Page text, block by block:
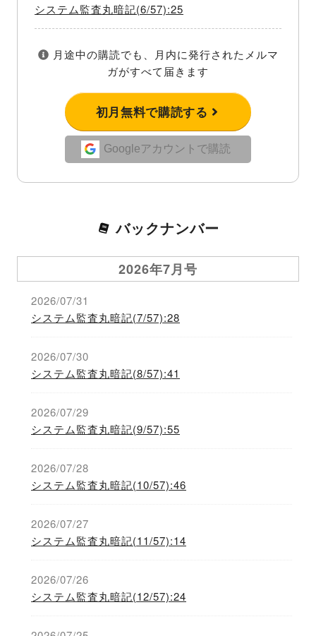
システム監査丸暗記(6/57):25
月途中の購読でも、月内に発行されたメルマ
ガがすべて届きます
初月無料で購読する
Googleアカウントで購読
バックナンバー
2026年7月号
2026/07/31
システム監査丸暗記(7/57):28
2026/07/30
システム監査丸暗記(8/57):41
2026/07/29
システム監査丸暗記(9/57):55
2026/07/28
システム監査丸暗記(10/57):46
2026/07/27
システム監査丸暗記(11/57):14
2026/07/26
システム監査丸暗記(12/57):24